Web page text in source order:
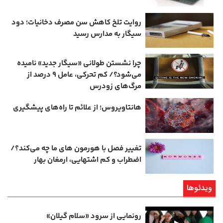
روایت تلخ کاهش سن مصرف دخانیات؛ دود
سیگار به مدارس رسید
چرا نشستن طولانی «سیگار جدید» نامیده
می‌شود؟/ کم‌ تحرکی، عامل ۹ درصد از
مرگ‌های زودرس
هانتاویروس؛ از علائم تا راه‌های پیشگیری
تغییر فصل با هورمون‌ های ما چه می‌کند؟/
اضطراب و کم‌ اشتهایی، ارمغان بهار
ویدئوها
رونمایی از سرود «سلام گیلان»